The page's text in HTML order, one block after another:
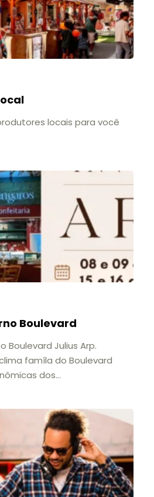
locais para você
Boulevard
Boulevard Julius Arp.
famíla do Boulevard
dos